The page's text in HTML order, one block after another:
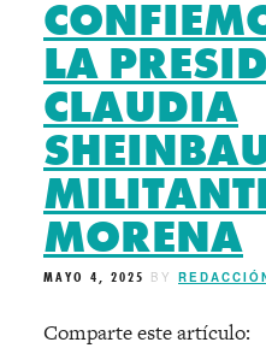
LA
CLAUDIA
MORENA
MAYO 4, 2025 BY
Comparte este artículo: